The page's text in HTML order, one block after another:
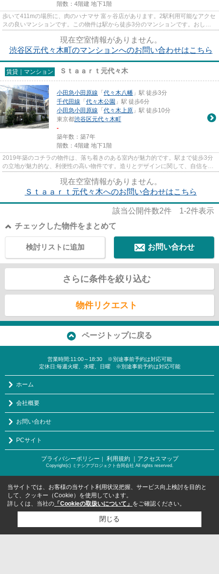
階数：4階建 地下1階
歩いて411mの場所に、肉のハナマサ 富ヶ谷店があります。2駅利用可能なアクセ
スの良いマンションです。この物件は駅から徒歩3分のマンションです。おしゃ
現在空室情報がありません。
渋谷区元代々木町のマンションへのお問い合わせはこちら
賃貸｜マンション Ｓｔａａｒｔ元代々木
小田急小田原線 「 代々木八幡 」駅 徒歩3分
千代田線 「 代々木公園 」駅 徒歩6分
小田急小田原線 「 代々木上原 」駅 徒歩10分
東京都渋谷区元代々木町
-
築年数：築7年
階数：4階建 地下1階
2019年築のコチラの物件は、落ち着きのある室内が魅力的です。駅まで徒歩3分
の立地が魅力的な、利便性の高い物件です。造りとデザインに関して、自信をも
現在空室情報がありません。
Ｓｔａａｒｔ元代々木へのお問い合わせはこちら
該当公開件数2件 1-2件表示
チェックした物件をまとめて
お問い合わせ
検討リストに追加
さらに条件を絞り込む
物件リクエスト
ページトップに戻る
営業時間:11:00～18:30 ※別途事前予約は対応可能
定休日:毎週火曜、水曜、日曜 ※別途事前予約は対応可能
ホーム
会社概要
お問い合わせ
PCサイト
プライバシーポリシー ｜ 利用規約 ｜アクセスマップ
Copyright(c) ミナシアプロジェクト合同会社 All rights reserved.
当サイトでは、お客様の当サイト利用状況把握、サービス向上検討を目的と
して、クッキー（Cookie）を使用しています。
詳しくは、当社の 「Cookieの取扱いについて」 をご確認ください。
閉じる